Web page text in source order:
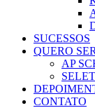
SUCESSOS
QUERO
AP
CONTATO